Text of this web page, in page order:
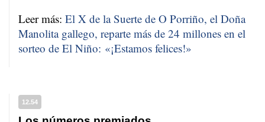
Leer más: El X de la Suerte de O Porriño, el Doña
Manolita gallego, reparte más de 24 millones en el
sorteo de El Niño: «¡Estamos felices!»
12.54